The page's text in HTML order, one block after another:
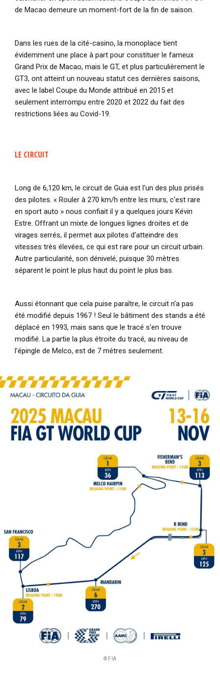
de Macao demeure un moment-fort de la fin de saison.
Dans les rues de la cité-casino, la monoplace tient
évidemment une place à part pour constituer le fameux
Grand Prix de Macao, mais le GT, et plus particulièrement le
GT3, ont atteint un nouveau statut ces dernières saisons,
avec le label Coupe du Monde attribué en 2015 et
seulement interrompu entre 2020 et 2022 du fait des
restrictions liées au Covid-19.
LE CIRCUIT
Long de 6,120 km, le circuit de Guia est l'un des plus prisés
des pilotes. « Rouler à 270 km/h entre les murs, c'est rare
en sport auto » nous confiait il y a quelques jours Kévin
Estre. Offrant un mixte de longues lignes droites et de
virages serrés, il permet aux pilotes d'atteindre des
vitesses très élevées, ce qui est rare pour un circuit urbain.
Autre particularité, son dénivelé, puisque 30 mètres
séparent le point le plus haut du point le plus bas.
Aussi étonnant que cela puise paraître, le circuit n'a pas
été modifié depuis 1967 ! Seul le bâtiment des stands a été
déplacé en 1993, mais sans que le tracé s'en trouve
modifié. La partie la plus étroite du tracé, au niveau de
l'épingle de Melco, est de 7 mètres seulement.
© FIA